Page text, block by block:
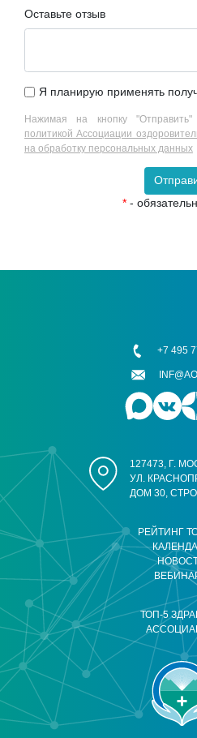
Оставьте отзыв
Я планирую применять
Нажимая на кнопку
политикой Ассоциации
на обработку персональных данных
*-
РЕЙТИНГ
ТОП-5
127473, Г.
УЛ.
ДОМ 30,
+7 495